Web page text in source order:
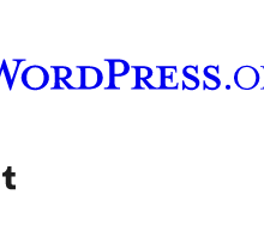
tonë YouTube
Vizitoni llogarinë tonë Tumblr